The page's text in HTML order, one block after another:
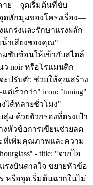
าย—จุดเริ่มต้นที่ขับ
ดหักมุมของโครงเรื่อง—
กร่งและรักษาแรงผลัก
น้ำเสียงของคุณ"
มซับซ้อนให้เข้ากับสไตล์
noir หรือโรแมนติก
ะปรับตัว ช่วยให้คุณสร้าง
เร็วกว่า" icon: "tuning"
งได้หลายชั่วโมง"
สุ่ม ด้วยตัวกรองที่ตรงเป้า
งหัวข้อการเขียนช่วยลด
ที่เพิ่มคุณภาพและความ
- title: "จากไอ
แรงบันดาลใจ ขยายหัวข้อ
หรือจุดเริ่มต้นฉากในไม่